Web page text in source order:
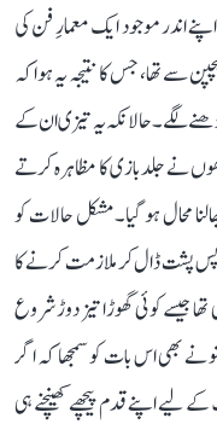
اندر موجود ایک معمارِ فن کی
سے تھا، جس کا نتیجہ یہ ہوا کہ
لگے۔ حالانکہ یہ تیزی ان کے
باعث بھی بنی، کیونکہ 2001 میں انھوں نے جلدبازی کا مظاہرہ کرتے
محال ہو گیا۔ مشکل حالات کو
پلس‘ کو پس پشت ڈال کر ملازمت کرنے کا
جیسے کوئی گھوڑا تیز دوڑ شروع
نے بھی اس بات کو سمجھا کہ اگر
لیے اپنے قدم پیچھے کھینچنے ہی